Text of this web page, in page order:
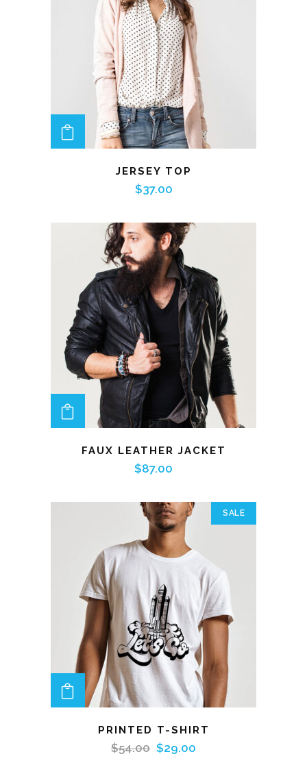
ADD TO CART
JERSEY TOP
$37.00
ADD TO CART
FAUX LEATHER JACKET
$87.00
SALE
ADD TO CART
PRINTED T-SHIRT
$54.00 $29.00